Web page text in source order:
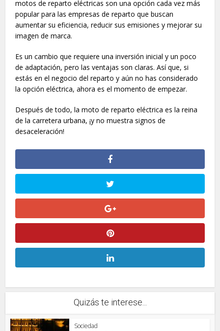
motos de reparto eléctricas son una opción cada vez más
popular para las empresas de reparto que buscan
aumentar su eficiencia, reducir sus emisiones y mejorar su
imagen de marca.
Es un cambio que requiere una inversión inicial y un poco
de adaptación, pero las ventajas son claras. Así que, si
estás en el negocio del reparto y aún no has considerado
la opción eléctrica, ahora es el momento de empezar.
Después de todo, la moto de reparto eléctrica es la reina
de la carretera urbana, ¡y no muestra signos de
desaceleración!
Quizás te interese...
Sociedad